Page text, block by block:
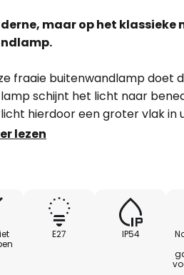
maar op het klassieke
fraaie buitenwandlamp doet
schijnt het licht naar
hierdoor een groter vlak in
lezen
E27 IP54